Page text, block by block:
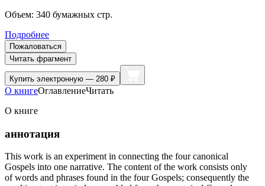
Объем: 340 бумажных стр.
Подробнее
Пожаловаться
Читать фрагмент
Купить электронную — 280 ₽
О книгеОглавлениеЧитать
О книге
аннотация
This work is an experiment in connecting the four canonical
Gospels into one narrative. The content of the work consists only
of words and phrases found in the four Gospels; consequently the